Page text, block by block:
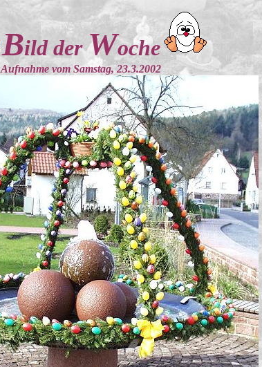
Bild derWoche
Aufnahme vom Samstag, 23.3.2002